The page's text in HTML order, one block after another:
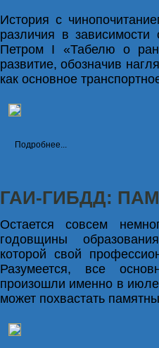
История с
различия в
Петром I «Табелю о
развитие, обозначив
как основное
Подробнее...
ГАИ-ГИБДД:
Остается совсем
годовщины
которой свой
Разумеется, все
произошли именно в
может похвастать